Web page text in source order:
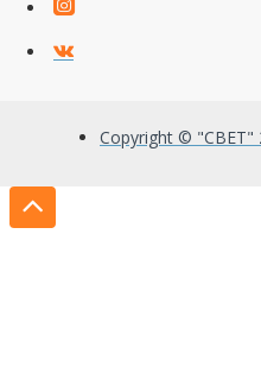
Copyright © "СВЕТ"